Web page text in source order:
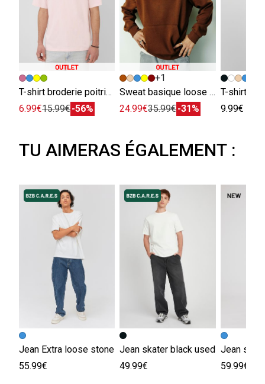
T-shirt broderie poitrine
6.99€15.99€-56%
+1
Sweat basique loose fit
24.99€35.99€-31%
T-shirt
9.99€
TU AIMERAS ÉGALEMENT :
Jean Extra loose stone
55.99€
Jean skater black used
49.99€
Jean
59.99€